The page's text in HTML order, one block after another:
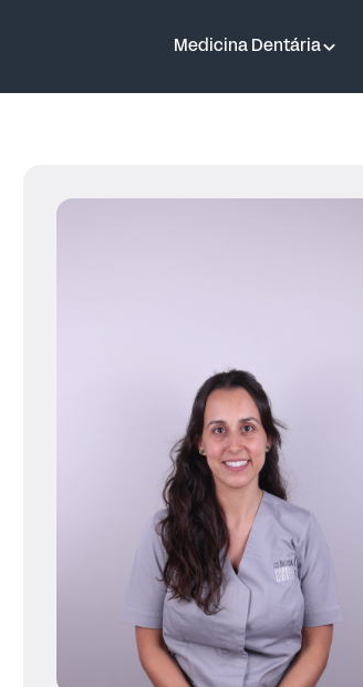
Medicina Dentária